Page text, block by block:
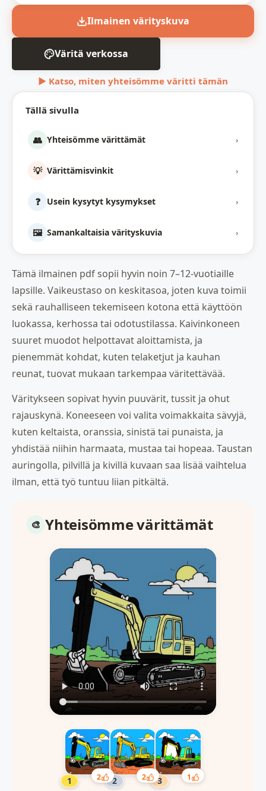
Tällä sivulla
👥 Yhteisömme värittämät ›
💡 Värittämisvinkit ›
❓ Usein kysytyt kysymykset ›
🖼️ Samankaltaisia värityskuvia ›
Ilmainen värityskuva
Väritä verkossa
▶ Katso, miten yhteisömme väritti tämän
Tämä ilmainen pdf sopii hyvin noin 7–12-vuotiaille
lapsille. Vaikeustaso on keskitasoa, joten kuva toimii
sekä rauhalliseen tekemiseen kotona että käyttöön
luokassa, kerhossa tai odotustilassa. Kaivinkoneen
suuret muodot helpottavat aloittamista, ja
pienemmät kohdat, kuten telaketjut ja kauhan
reunat, tuovat mukaan tarkempaa väritettävää.
Väritykseen sopivat hyvin puuvärit, tussit ja ohut
rajauskynä. Koneeseen voi valita voimakkaita sävyjä,
kuten keltaista, oranssia, sinistä tai punaista, ja
yhdistää niihin harmaata, mustaa tai hopeaa. Taustan
auringolla, pilvillä ja kivillä kuvaan saa lisää vaihtelua
ilman, että työ tuntuu liian pitkältä.
Yhteisömme värittämät
2 2 1